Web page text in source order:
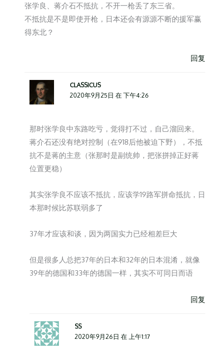
张学良、蒋介石不抵抗，不开一枪丢了东三省。
不抵抗是不是即使开枪，日本还会有源源不断的援军赢
得东北？
回复
CLASSICUS
2020年9月25日 在 下午4:26
那时张学良中东路吃亏，觉得打不过，自己溜回来。
蒋介石还没有绝对控制（在918后他被迫下野），不抵
抗不是蒋的主意（张那时是副统帅，把张拼掉正好蒋
位置更稳）
其实张学良不应该不抵抗，应该学19路军拼命抵抗，日
本那时候比苏联弱多了
37年才应该和谈，因为两国实力已经相差巨大
但是很多人总把37年的日本和32年的日本混淆，就像
39年的德国和33年的德国一样，其实不可同日而语
回复
SS
2020年9月26日 在 上午1:17